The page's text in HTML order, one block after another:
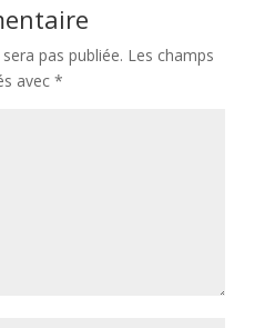
pas publiée. Les champs
avec *